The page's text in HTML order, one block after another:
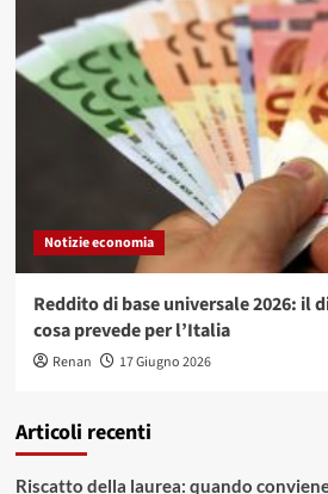
Notizie economia
Reddito di base universale 2026: il
cosa prevede per l’Italia
Renan 17 Giugno 2026
Articoli recenti
Riscatto della laurea: quando